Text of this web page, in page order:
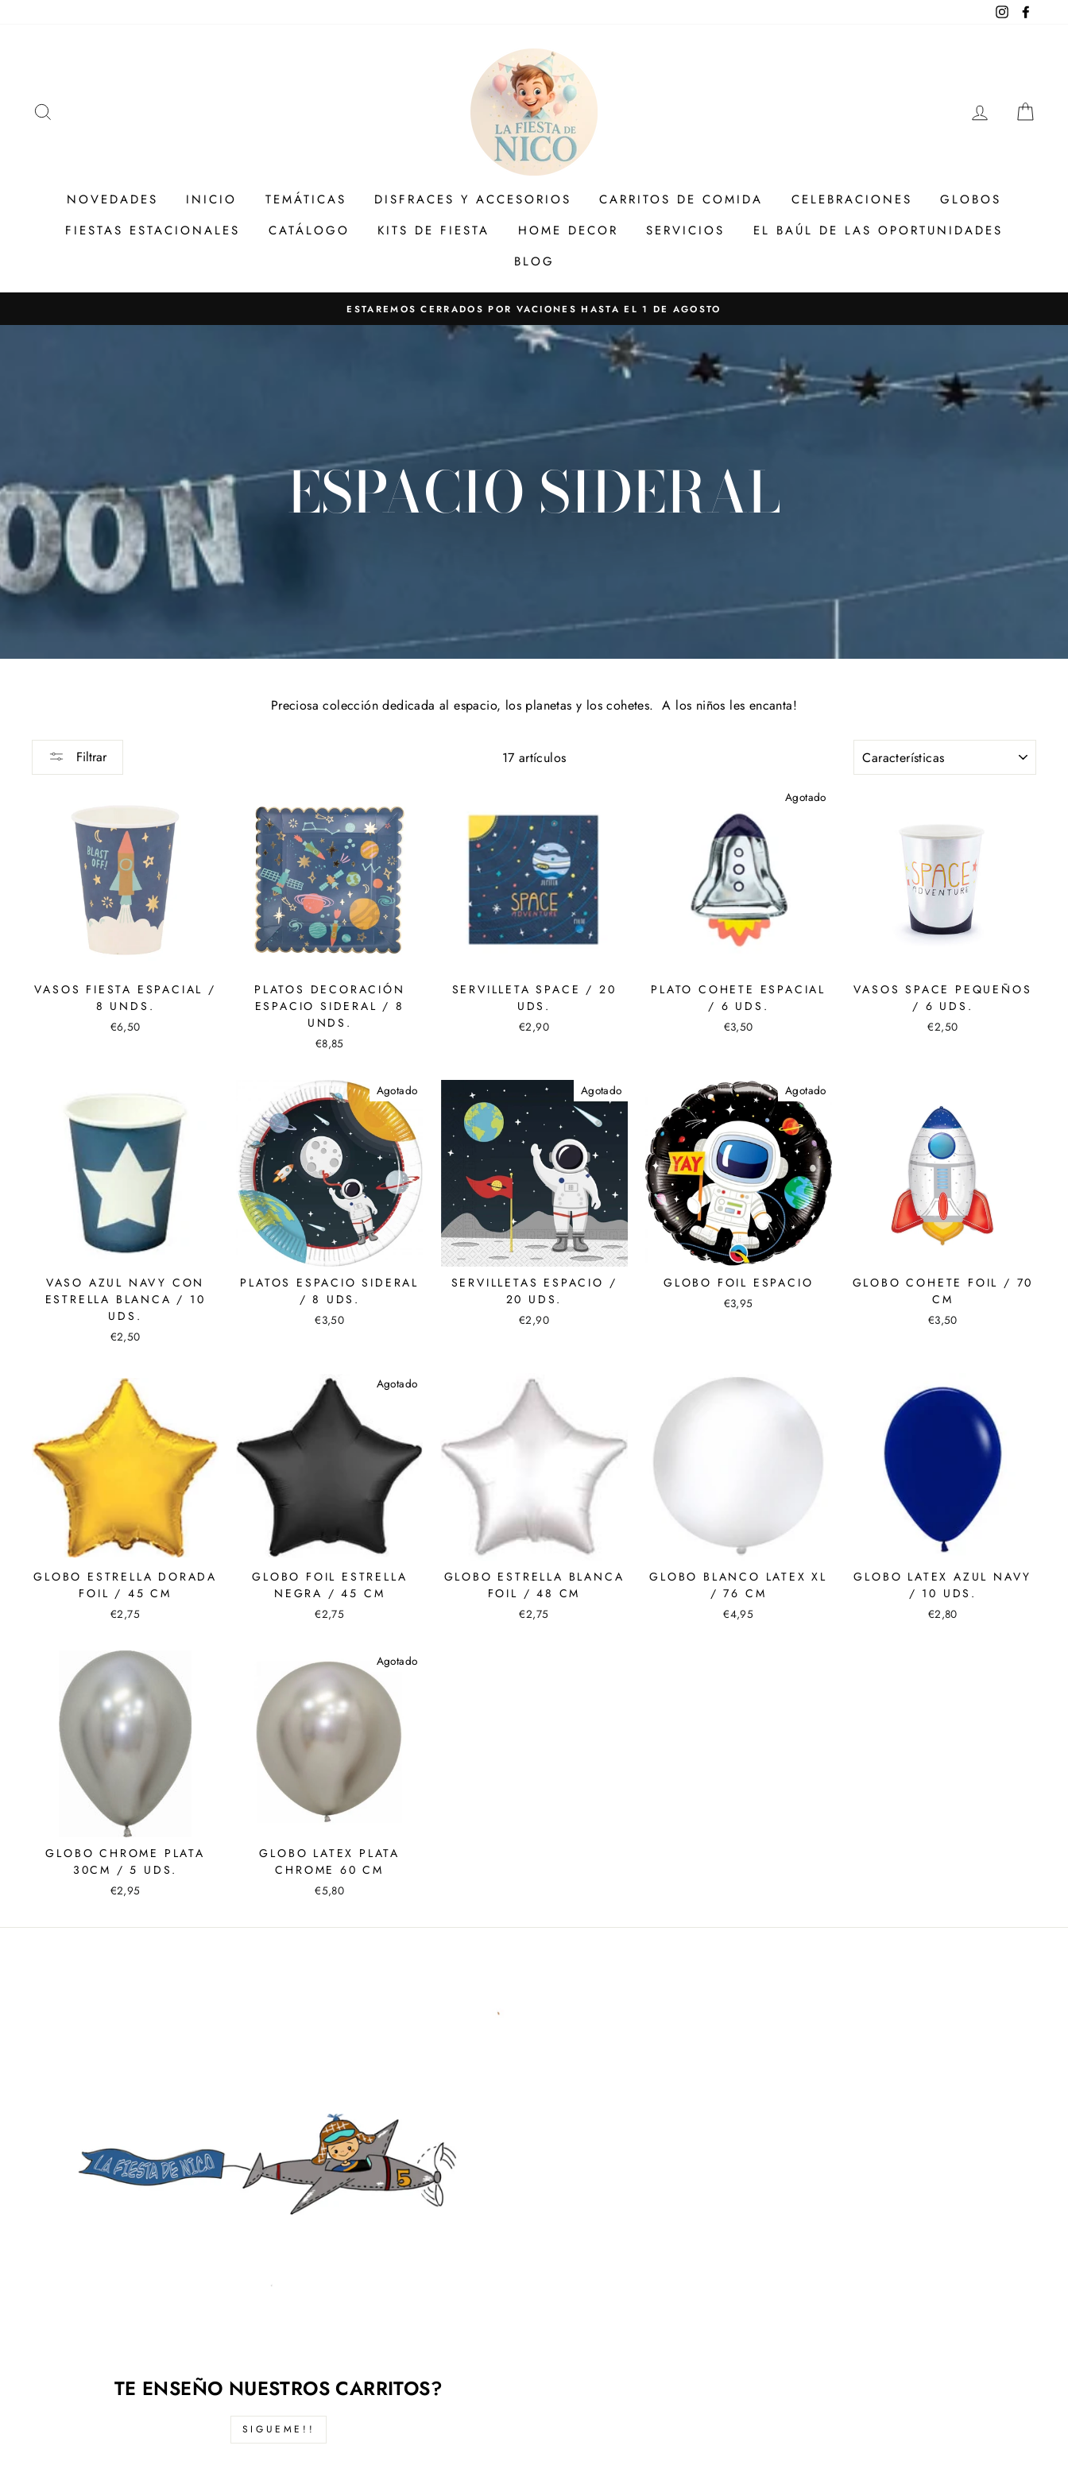
Instagram
INGRESAR
NOVEDADES INICIO TEMÁTICAS DISFRACES Y ACCESORIOS CARRITOS DE COMIDA CELEBRACIONES
GLOBOS
FIESTAS ESTACIONALES
CATÁLOGO KITS DE FIESTA HOME DECOR SERVICIOS
EL BAÚL DE LAS OPORTUNIDADES
BLOG
ESTAREMOS CERRADOS POR VACIONES HASTA EL 1 DE AGOSTO
ESPACIO SIDERAL
Preciosa colección dedicada al espacio, los planetas y los cohetes. A los niños les encanta!
Filtrar 17 artículos
VASOS FIESTA ESPACIAL /
8 UNDS.
€6,50
PLATOS DECORACIÓN
ESPACIO SIDERAL / 8
UNDS.
€8,85
SERVILLETA SPACE / 20
UDS.
€2,90
Agotado
PLATO COHETE ESPACIAL
/ 6 UDS.
€3,50
VASOS SPACE PEQUEÑOS
/ 6 UDS.
€2,50
VASO AZUL NAVY CON
ESTRELLA BLANCA / 10
UDS.
€2,50
Agotado
PLATOS ESPACIO SIDERAL
/ 8 UDS.
€3,50
Agotado
SERVILLETAS ESPACIO /
20 UDS.
€2,90
Agotado
GLOBO FOIL ESPACIO
€3,95
GLOBO COHETE FOIL / 70
CM
€3,50
GLOBO ESTRELLA DORADA
FOIL / 45 CM
€2,75
Agotado
GLOBO FOIL ESTRELLA
NEGRA / 45 CM
€2,75
GLOBO ESTRELLA BLANCA
FOIL / 48 CM
€2,75
GLOBO BLANCO LATEX XL
/ 76 CM
€4,95
GLOBO LATEX AZUL NAVY
/ 10 UDS.
€2,80
GLOBO CHROME PLATA
30CM / 5 UDS.
€2,95
Agotado
GLOBO LATEX PLATA
CHROME 60 CM
€5,80
TE ENSEÑO NUESTROS CARRITOS?
SIGUEME!!